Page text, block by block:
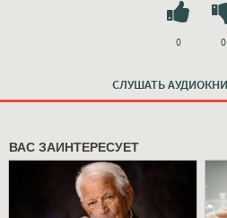
СЛУШАТЬ
0 0